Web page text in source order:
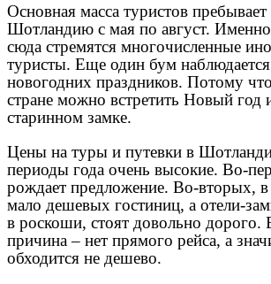
Основная масса туристов
Шотландию с мая по август.
сюда стремятся многочисленные
туристы. Еще один бум
новогодних праздников. Потому
стране можно встретить Новый год
старинном замке.
Цены на туры и путевки в
периоды года очень высокие. Во-
рождает предложение. Во-вторых, в
мало дешевых гостиниц, а отели-
в роскоши, стоят довольно дорого.
причина – нет прямого рейса, а
обходится не дешево.